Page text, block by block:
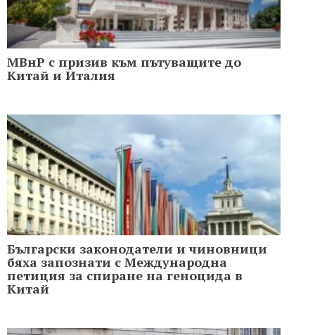
МВнР с призив към пътуващите до
Китай и Италия
Български законодатели и чиновници
бяха запознати с Международна
петиция за спиране на геноцида в
Китай